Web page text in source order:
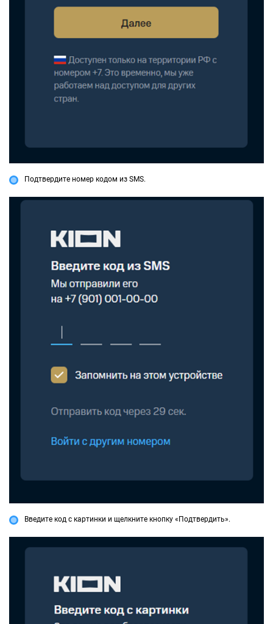
Подтвердите номер кодом из SMS.
Введите код с картинки и щелкните кнопку «Подтвердить».